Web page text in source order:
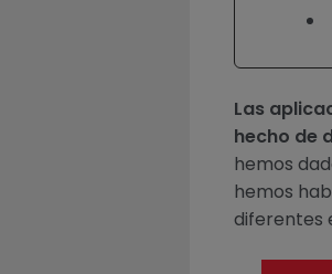
Las
hecho de
hemos
hemos
diferentes